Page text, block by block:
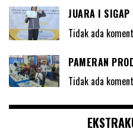
JUARA I SIGAP
Tidak ada
PAMERAN
Tidak ada